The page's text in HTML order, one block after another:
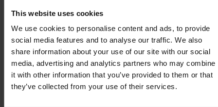
This website uses cookies
We use cookies to personalise content and ads, to provide
social media features and to analyse our traffic. We also
share information about your use of our site with our social
media, advertising and analytics partners who may combine
it with other information that you’ve provided to them or that
they’ve collected from your use of their services.
Artikelnummer 10098001
Merk Stanley 1913®
Gewicht 390 g
Gerecycled roestvrij staal